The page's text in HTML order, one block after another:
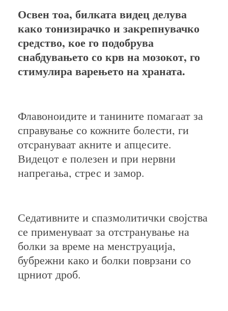
Освен тоа, билката видец делува
како тонизирачко и закрепнувачко
средство, кое го подобрува
снабдувањето со крв на мозокот, го
стимулира варењето на храната.
Флавоноидите и танините помагаат за
справување со кожните болести, ги
отсрануваат акните и апцесите.
Видецот е полезен и при нервни
напрегања, стрес и замор.
Седативните и спазмолитички својства
се применуваат за отстранување на
болки за време на менструација,
бубрежни како и болки поврзани со
црниот дроб.